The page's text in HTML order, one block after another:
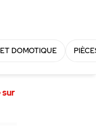
DOMOTIQUE
sur